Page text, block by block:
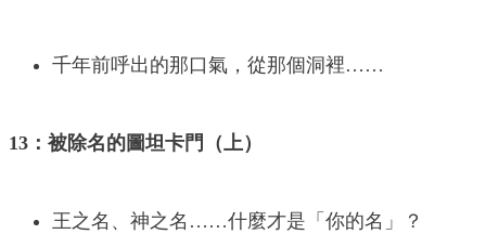
千年前呼出的那口氣，從那個洞裡……
13：被除名的圖坦卡門（上）
王之名、神之名……什麼才是「你的名」？